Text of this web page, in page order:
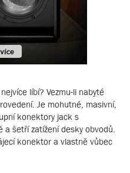
líbí? Vezmu-li nabyté
Je mohutné, masivní,
konektory jack s
a šetří zatížení desky obvodů.
konektor a vlastně vůbec